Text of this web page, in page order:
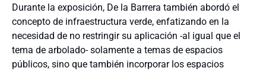
Durante la exposición, De la Barrera también abordó el
concepto de infraestructura verde, enfatizando en la
necesidad de no restringir su aplicación -al igual que el
tema de arbolado- solamente a temas de espacios
públicos, sino que también incorporar los espacios